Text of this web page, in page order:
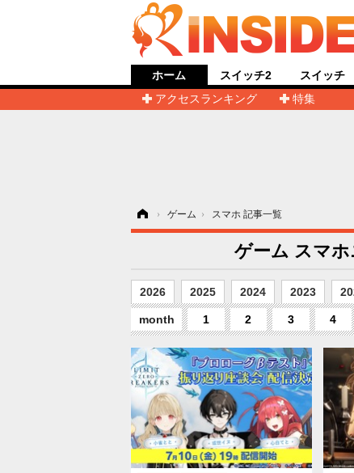
ホーム
アクセスランキング
特集
スイッチ2 スイッチ
› ゲーム › スマホ 記事一覧
ゲーム スマ
2026 2025 2024 2023
month 1 2 3 4